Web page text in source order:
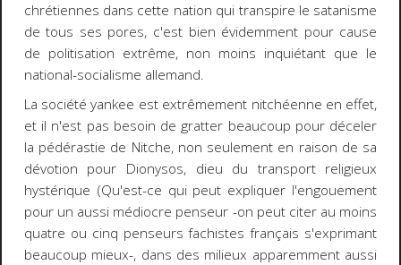
chrétiennes dans cette nation qui transpire le satanisme
de tous ses pores, c'est bien évidemment pour cause
de politisation extrême, non moins inquiétant que le
national-socialisme allemand.
La société yankee est extrêmement nitchéenne en effet,
et il n'est pas besoin de gratter beaucoup pour déceler
la pédérastie de Nitche, non seulement en raison de sa
dévotion pour Dionysos, dieu du transport religieux
hystérique (Qu'est-ce qui peut expliquer l'engouement
pour un aussi médiocre penseur -on peut citer au moins
quatre ou cinq penseurs fachistes français s'exprimant
beaucoup mieux-, dans des milieux apparemment aussi